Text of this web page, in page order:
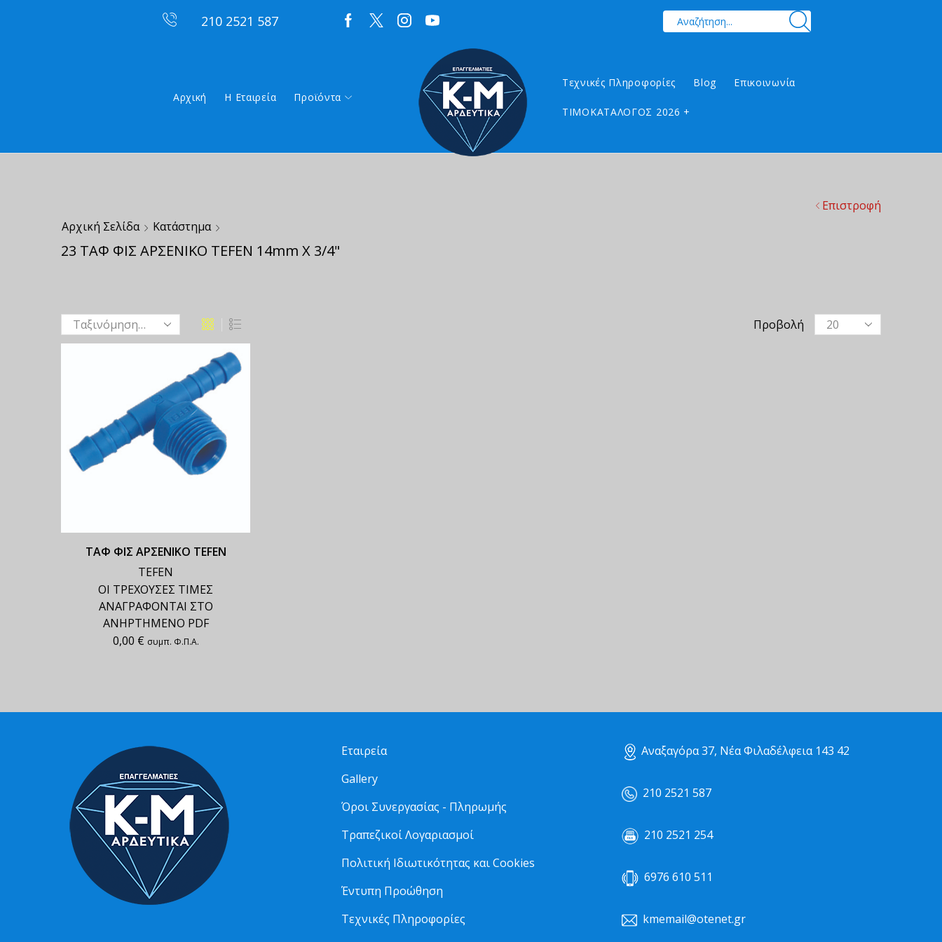
210 2521 587
Αρχική Η Εταιρεία Προϊόντα
Τεχνικές Πληροφορίες Blog Επικοινωνία
ΤΙΜΟΚΑΤΑΛΟΓΟΣ 2026 +
Αρχική Σελίδα Κατάστημα
23 ΤΑΦ ΦΙΣ ΑΡΣΕΝΙΚΟ TEFEN 14mm X 3/4"
Επιστροφή
Προβολή
ΤΑΦ ΦΙΣ ΑΡΣΕΝΙΚΟ TEFEN
TEFEN
ΟΙ ΤΡΕΧΟΥΣΕΣ ΤΙΜΕΣ
ΑΝΑΓΡΑΦΟΝΤΑΙ ΣΤΟ
ΑΝΗΡΤΗΜΕΝΟ PDF
0,00 € συμπ. Φ.Π.Α.
Εταιρεία
Gallery
Όροι Συνεργασίας - Πληρωμής
Τραπεζικοί Λογαριασμοί
Πολιτική Ιδιωτικότητας και Cookies
Έντυπη Προώθηση
Τεχνικές Πληροφορίες
Αναξαγόρα 37, Νέα Φιλαδέλφεια 143 42
210 2521 587
210 2521 254
6976 610 511
kmemail@otenet.gr